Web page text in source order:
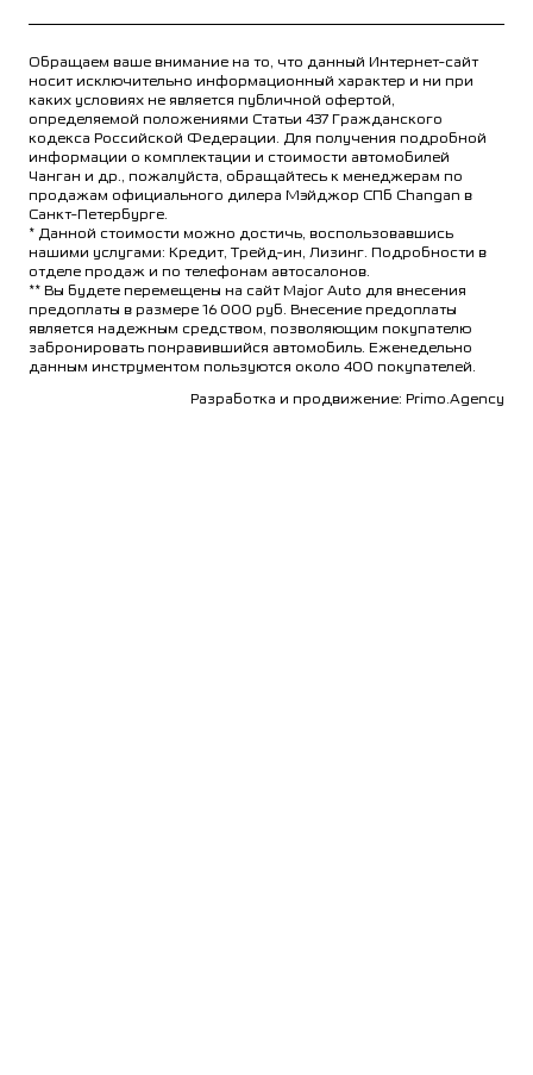
Обращаем ваше внимание на то, что данный Интернет-сайт
носит исключительно информационный характер и ни при
каких условиях не является публичной офертой,
определяемой положениями Статьи 437 Гражданского
кодекса Российской Федерации. Для получения подробной
информации о комплектации и стоимости автомобилей
Чанган и др., пожалуйста, обращайтесь к менеджерам по
продажам официального дилера Мэйджор СПб Changan в
Санкт-Петербурге.
* Данной стоимости можно достичь, воспользовавшись
нашими услугами: Кредит, Трейд-ин, Лизинг. Подробности в
отделе продаж и по телефонам автосалонов.
** Вы будете перемещены на сайт Major Auto для внесения
предоплаты в размере 16 000 руб. Внесение предоплаты
является надежным средством, позволяющим покупателю
забронировать понравившийся автомобиль. Еженедельно
данным инструментом пользуются около 400 покупателей.
Разработка и продвижение: Primo.Agency